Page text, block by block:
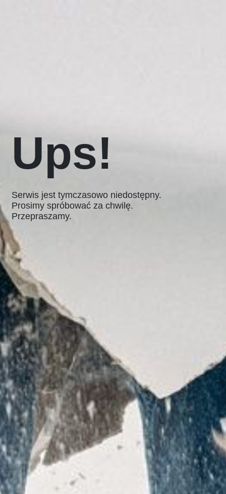
Ups!
Serwis jest tymczasowo niedostępny.
Prosimy spróbować za chwilę.
Przepraszamy.